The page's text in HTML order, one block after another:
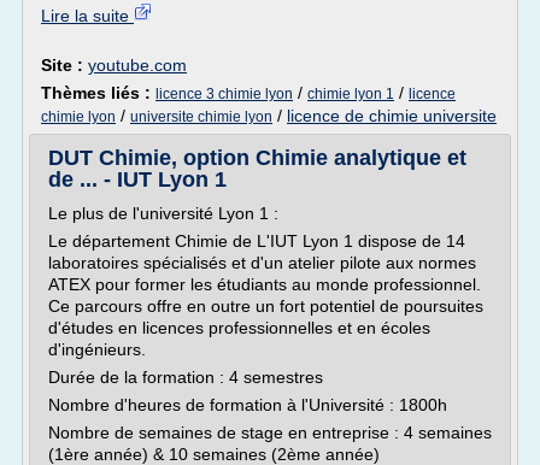
Lire la suite
Site : youtube.com
Thèmes liés : licence 3 chimie lyon / chimie lyon 1 / licence
chimie lyon / universite chimie lyon / licence de chimie universite
DUT Chimie, option Chimie analytique et
de ... - IUT Lyon 1
Le plus de l'université Lyon 1 :
Le département Chimie de L'IUT Lyon 1 dispose de 14
laboratoires spécialisés et d'un atelier pilote aux normes
ATEX pour former les étudiants au monde professionnel.
Ce parcours offre en outre un fort potentiel de poursuites
d'études en licences professionnelles et en écoles
d'ingénieurs.
Durée de la formation : 4 semestres
Nombre d'heures de formation à l'Université : 1800h
Nombre de semaines de stage en entreprise : 4 semaines
(1ère année) & 10 semaines (2ème année)